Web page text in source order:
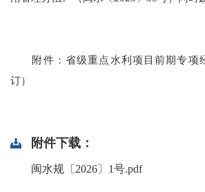
附件：省级重点水利项目前期专项
订）
附件下载：
闽水规〔2026〕1号.pdf